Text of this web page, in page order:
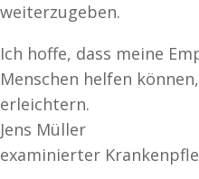
weiterzugeben.
Ich hoffe, dass meine
Menschen helfen
erleichtern.
Jens Müller
examinierter